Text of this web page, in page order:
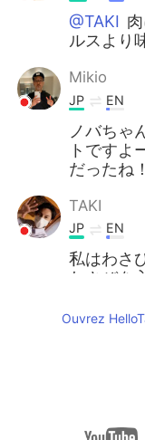
@TAKI
ルスより
Mikio
JP EN
ノバちゃ
トですよ
だったね！
TAKI
JP EN
私はわさ
わさびを
わけてく
Ouvrez